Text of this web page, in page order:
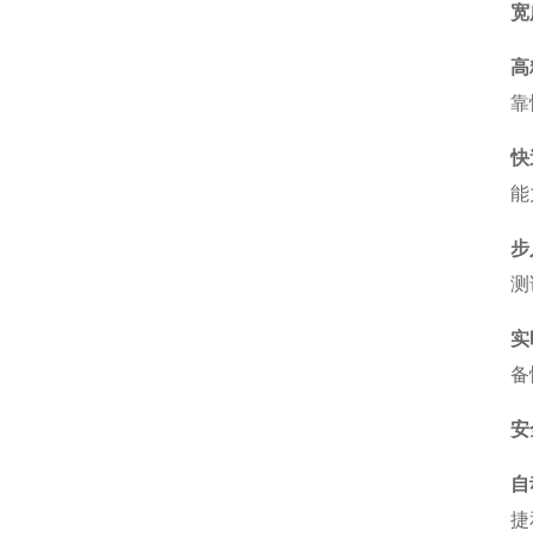
高
靠
快
能
步
测
备
安
捷